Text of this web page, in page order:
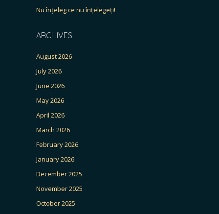
Nu înțeleg ce nu înțelegeți!
ARCHIVES
August 2026
July 2026
June 2026
May 2026
April 2026
March 2026
February 2026
January 2026
December 2025
November 2025
October 2025